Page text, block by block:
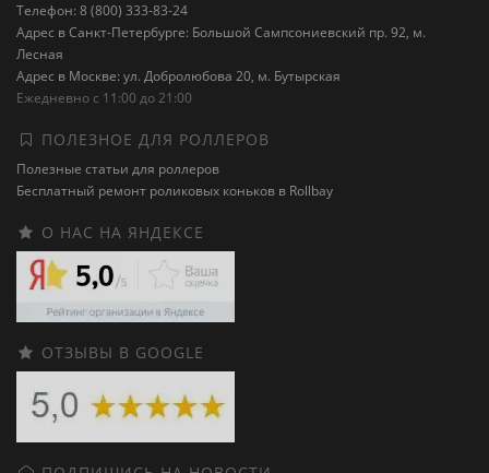
Телефон: 8 (800) 333-83-24
Адрес в Санкт-Петербурге: Большой Сампсониевский пр. 92, м.
Лесная
Адрес в Москве: ул. Добролюбова 20, м. Бутырская
Ежедневно с 11:00 до 21:00
ПОЛЕЗНОЕ ДЛЯ РОЛЛЕРОВ
Полезные статьи для роллеров
Бесплатный ремонт роликовых коньков в Rollbay
О НАС НА ЯНДЕКСЕ
ОТЗЫВЫ В GOOGLE